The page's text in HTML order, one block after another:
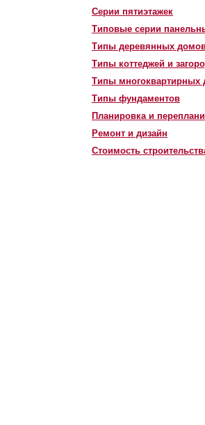
Серии пятиэтажек
Типовые серии
Типы деревянных
Типы коттеджей и
Типы многоквартирных
Типы фундаментов
Планировка и
Ремонт и дизайн
Стоимость